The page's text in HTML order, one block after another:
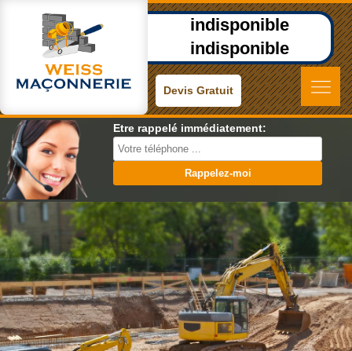
indisponible
indisponible
Devis Gratuit
Etre rappelé immédiatement: